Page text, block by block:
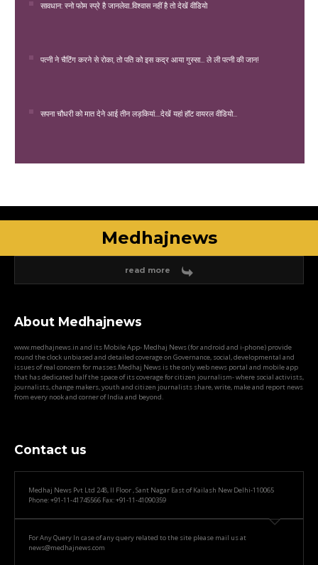
सावधान: स्नो फोम स्प्रे है जानलेवा..विश्वास नहीं है तो देखें वीडियो
पत्नी ने चैटिंग करने से रोका, तो पति को इस कद्र आया गुस्सा... ले ली पत्नी की जान!
सपना चौधरी को मात देने आई तीन लड़कियां....देखें यहां हॉट वायरल वीडियो...
Medhajnews
read more
About Medhajnews
www.medhajnews.in and its Mobile App- Medhaj News (for android and i-phone) provide
round the clock unbiased and detailed coverage on Governance, social, developmental and
issues of real concern for masses.Medhaj News is the only web news portal and mobile app
that has dedicated half the space of its coverage for citizen journalism- where social activists,
journalists, change makers, youth and citizen journalists share, write, make and report news
from every nook and corner of India and beyond.
Contact us
Medhaj News Pvt Ltd 248, II Floor , Sant Nagar East of Kailash New Delhi-110065
Phone: +91-11-41745566 Fax: +91-11-41090359
For Any Query In case of any query related to the site please mail us at
news@medhajnews.com